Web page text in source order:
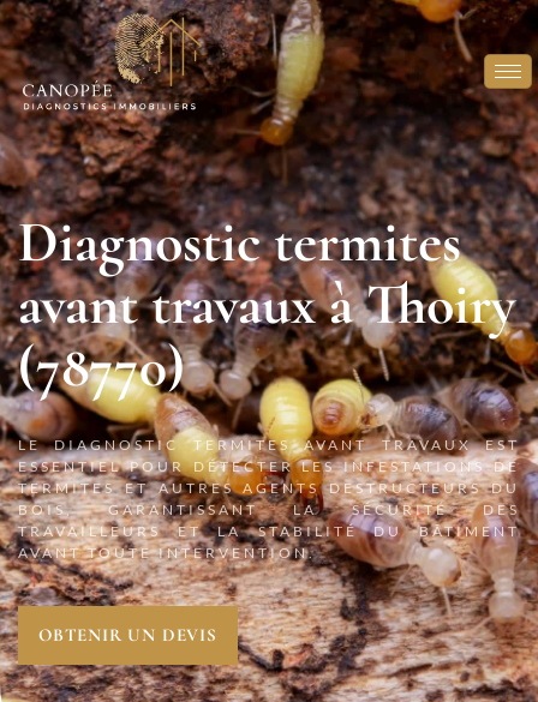
Diagnostic termites
avant travaux à Thoiry
(78770)
LE DIAGNOSTIC TERMITES AVANT TRAVAUX EST
ESSENTIEL POUR DÉTECTER LES INFESTATIONS DE
TERMITES ET AUTRES AGENTS DESTRUCTEURS DU
BOIS, GARANTISSANT LA SÉCURITÉ DES
TRAVAILLEURS ET LA STABILITÉ DU BÂTIMENT
AVANT TOUTE INTERVENTION.
OBTENIR UN DEVIS